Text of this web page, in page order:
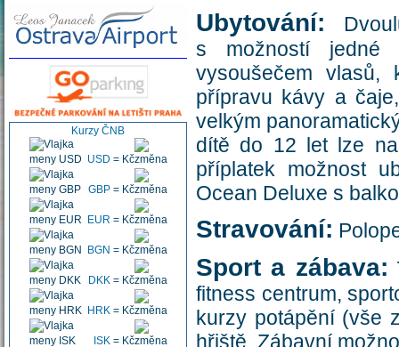
Kurzy ČNB
USD = Kč
GBP= Kč
EUR = Kč
BGN = Kč
DKK= Kč
HRK= Kč
ISK= Kč
Ubytování:
s možností jedné
vysoušečem vlasů,
přípravu kávy a
velkým
dítě do 12 let lze
příplatek možnost
Ocean Deluxe s
Stravování:
Sport a zábava:
fitness centrum,
kurzy potápění (vše
hřiště. Zábavní